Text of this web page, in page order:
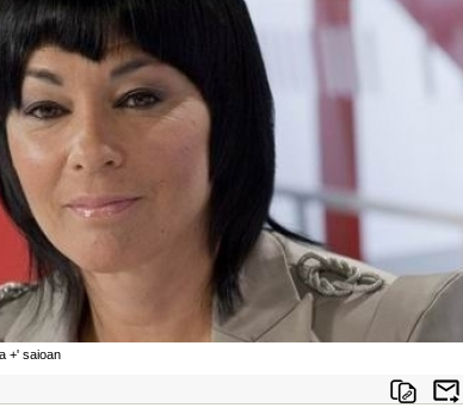
+' saioan